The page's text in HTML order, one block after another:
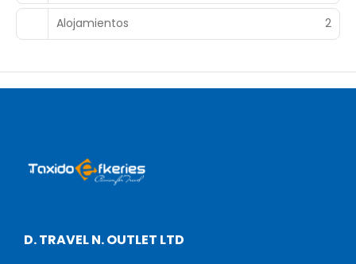
Alojamientos 2
D. TRAVEL N. OUTLET LTD